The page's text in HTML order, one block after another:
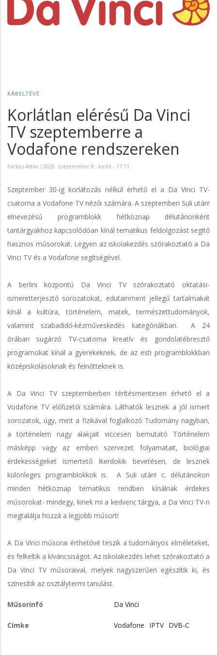
KÁBELTÉVÉ
Korlátlan elérésű Da Vinci
TV szeptemberre a
Vodafone rendszereken
Farkas Attila / 2020. szeptember 8., kedd - 17:11
Szeptember 30-ig korlátozás nélkül érhető el a Da Vinci TV-
csatorna a Vodafone TV nézői számára. A szeptemberi Suli után!
elnevezésű programblokk hétköznap délutánonként
tantárgyakhoz kapcsolódóan kínál tematikus feldolgozást segítő
hasznos műsorokat. Legyen az iskolakezdés szórakoztató a Da
Vinci TV és a Vodafone segítségével.
A berlini központú Da Vinci TV szórakoztató oktatási-
ismeretterjesztő sorozatokat, edutainment jellegű tartalmakat
kínál a kultúra, történelem, matek, természettudományok,
valamint szabadidő-kézműveskedés kategóriákban. A 24
órában sugárzó TV-csatorna kreatív és gondolatébresztő
programokat kínál a gyerekeknek, de az esti programblokkban
középiskolásoknak és felnőtteknek is.
A Da Vinci TV szeptemberben térítésmentesen érhető el a
Vodafone TV előfizetői számára. Láthatók lesznek a jól ismert
sorozatok, úgy, mint a fizikával foglalkozó Tudomány nagyban,
a történelem nagy alakjait viccesen bemutató Történelem
másképp vagy az emberi szervezet folyamatait, biológiai
érdekességeket ismertető Ikerdokik bevetésen, de lesznek
különleges programblokkok is. A Suli után! c. délutánokon
minden hétköznap tematikus rendben kínálnak érdekes
műsorokat- mindegy, kinek mi a kedvenc tárgya, a Da Vinci TV-n
megtalálja hozzá a legjobb műsort!
A Da Vinci műsorai érthetővé teszik a tudományos elméleteket,
és felkeltik a kíváncsiságot. Az iskolakezdés lehet szórakoztató a
Da Vinci TV műsoraival, melyek nagyszerűen egészítik ki, és
színesítik az osztálytermi tanulást.
Műsorinfó Da Vinci
Címke Vodafone IPTV DVB-C